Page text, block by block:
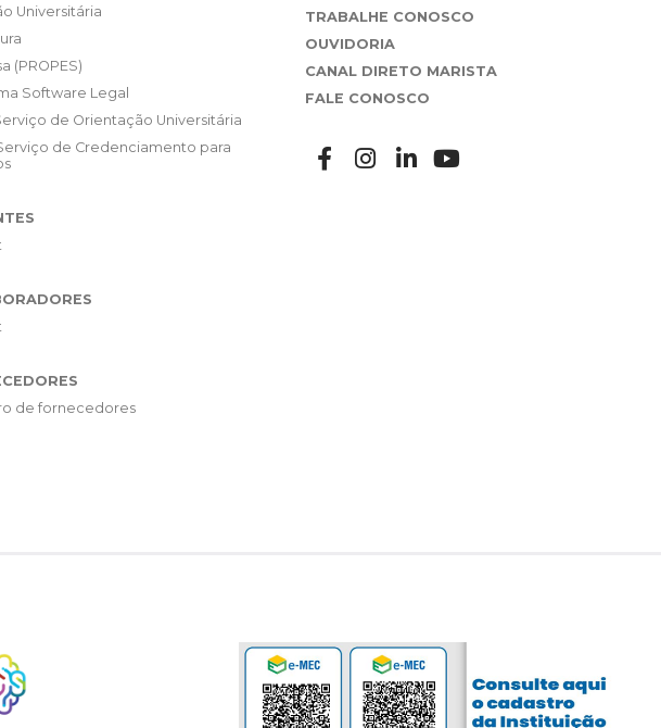
Universitária
(PROPES)
Software Legal
de Orientação Universitária
de Credenciamento para
de fornecedores
TRABALHE CONOSCO
OUVIDORIA
CANAL DIRETO MARISTA
FALE CONOSCO